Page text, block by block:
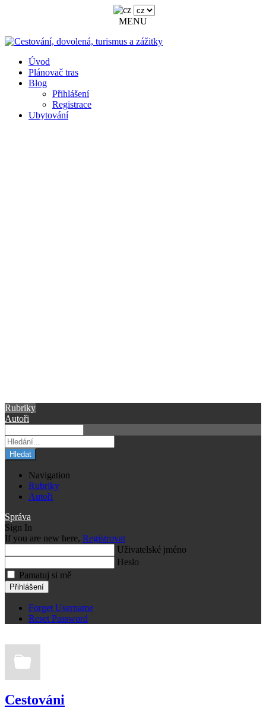
MENU
Úvod
Plánovač tras
Blog
Přihlášení
Registrace
Ubytování
Rubriky
Autoři
Hledat
Navigation
Rubriky
Autoři
Správa
Sign In
If you are new here, Registrovat
Uživatelské jméno
Heslo
Pamatuj si mě
Přihlášení
Forget Username
Reset Password
Cestováni